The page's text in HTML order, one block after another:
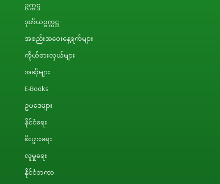
ဥက္ကဋ္ဌ
ဒုတိယဥက္ကဋ္ဌ
အစည်းအဝေးနေ့ရက်များ
ကိုယ်စားလှယ်များ
အဆိုများ
E-Books
ဥပဒေများ
နိုင်ငံရေး
စီးပွားရေး
လူမှုရေး
နိုင်ငံတကာ